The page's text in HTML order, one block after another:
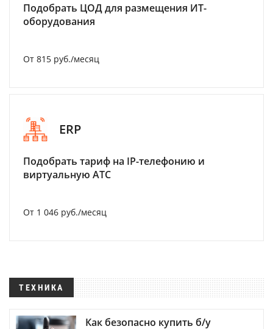
Подобрать ЦОД для размещения ИТ-
оборудования
От 815 руб./месяц
ERP
Подобрать тариф на IP-телефонию и
виртуальную АТС
От 1 046 руб./месяц
ТЕХНИКА
Как безопасно купить б/у